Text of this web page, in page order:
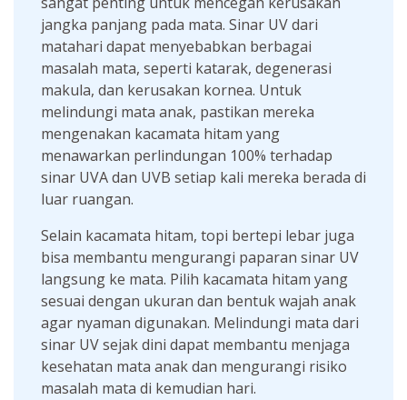
jangka panjang pada mata. Sinar UV dari
matahari dapat menyebabkan berbagai
masalah mata, seperti katarak, degenerasi
makula, dan kerusakan kornea. Untuk
melindungi mata anak, pastikan mereka
mengenakan kacamata hitam yang
menawarkan perlindungan 100% terhadap
sinar UVA dan UVB setiap kali mereka berada di
luar ruangan.
Selain kacamata hitam, topi bertepi lebar juga
bisa membantu mengurangi paparan sinar UV
langsung ke mata. Pilih kacamata hitam yang
sesuai dengan ukuran dan bentuk wajah anak
agar nyaman digunakan. Melindungi mata dari
sinar UV sejak dini dapat membantu menjaga
kesehatan mata anak dan mengurangi risiko
masalah mata di kemudian hari.